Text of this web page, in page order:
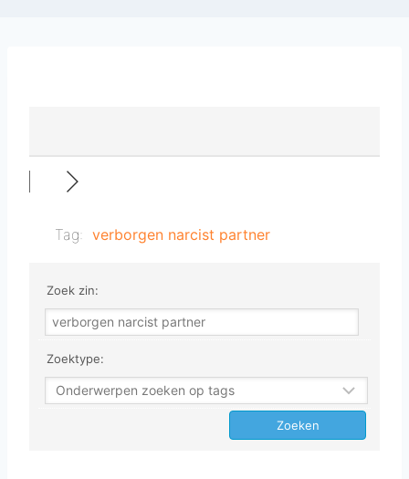
Tag: verborgen narcist partner
Zoek zin:
Zoektype: